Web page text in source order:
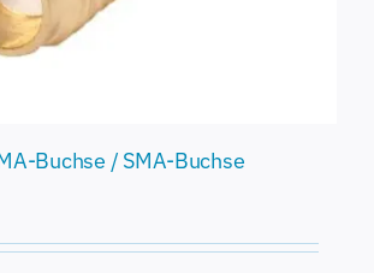
Buchse / SMA-Buchse